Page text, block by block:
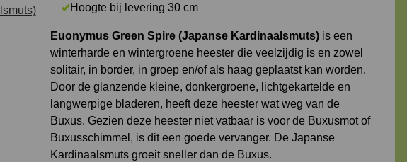
Hoogte bij levering 30 cm
Euonymus Green Spire(Japanse Kardinaalsmuts) is een
winterharde en wintergroene heester die veelzijdig is en zowel
solitair, in border, in groep en/of als haag geplaatst kan worden.
Door de glanzende kleine, donkergroene, lichtgekartelde en
langwerpige bladeren, heeft deze heester wat weg van de
Buxus. Gezien deze heester niet vatbaar is voor de Buxusmot of
Buxusschimmel, is dit een goede vervanger. De Japanse
Kardinaalsmuts groeit sneller dan de Buxus.